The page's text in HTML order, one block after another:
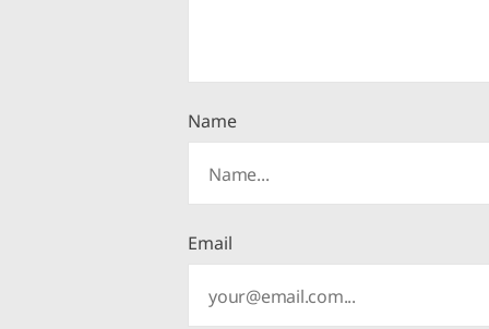
Name
Email